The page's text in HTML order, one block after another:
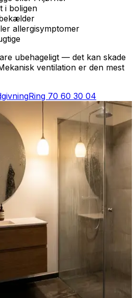
i boligen
allergisymptomer
ubehageligt — det kan skade
ventilation er den mest
Ring 70 60 30 04